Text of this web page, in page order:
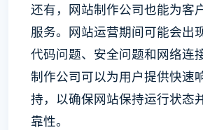
还有，网站制作公司也能为客
服务。网站运营期间可能会出
代码问题、安全问题和网络连
制作公司可以为用户提供快速
持，以确保网站保持运行状态
靠性。